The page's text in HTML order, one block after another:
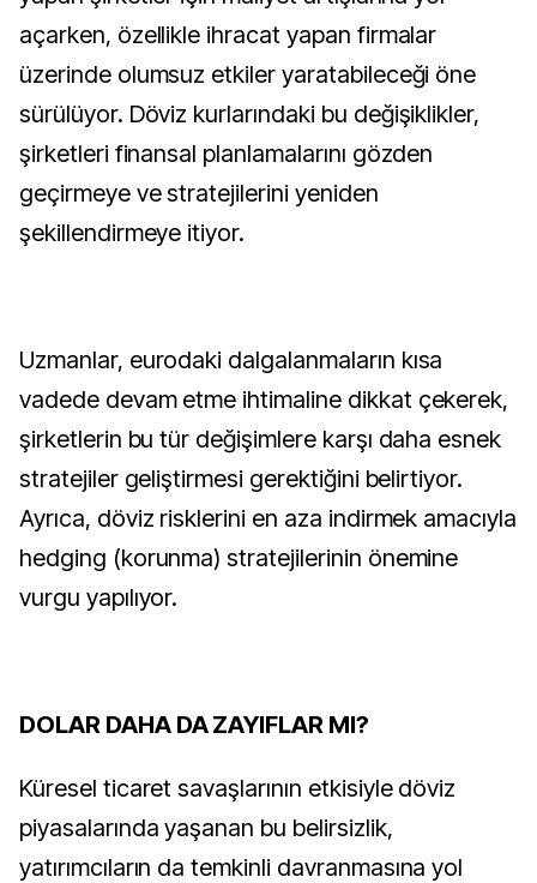
açarken, özellikle ihracat yapan firmalar
üzerinde olumsuz etkiler yaratabileceği öne
sürülüyor. Döviz kurlarındaki bu değişiklikler,
şirketleri finansal planlamalarını gözden
geçirmeye ve stratejilerini yeniden
şekillendirmeye itiyor.
Uzmanlar, eurodaki dalgalanmaların kısa
vadede devam etme ihtimaline dikkat çekerek,
şirketlerin bu tür değişimlere karşı daha esnek
stratejiler geliştirmesi gerektiğini belirtiyor.
Ayrıca, döviz risklerini en aza indirmek amacıyla
hedging (korunma) stratejilerinin önemine
vurgu yapılıyor.
DOLAR DAHA DA ZAYIFLAR MI?
Küresel ticaret savaşlarının etkisiyle döviz
piyasalarında yaşanan bu belirsizlik,
yatırımcıların da temkinli davranmasına yol